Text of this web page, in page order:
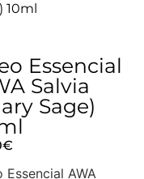
10ml
Essencial
Salvia
Sage)
€
Essencial AWA